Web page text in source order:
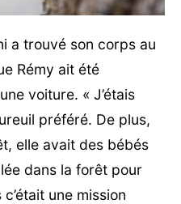
a trouvé son corps au
Rémy ait été
voiture. « J’étais
préféré. De plus,
elle avait des bébés
dans la forêt pour
une mission